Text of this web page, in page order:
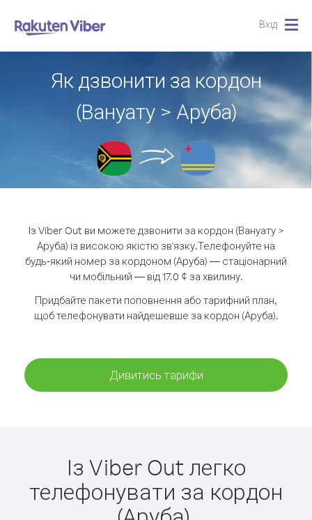
Вхід
Як дзвонити за кордон
(Вануату > Аруба)
Із Viber Out ви можете дзвонити за кордон (Вануату >
Аруба) із високою якістю зв'язку.Телефонуйте на
будь-який номер за кордоном (Аруба) — стаціонарний
чи мобільний — від 17.0 ¢ за хвилину.
Придбайте пакети поповнення або тарифний план,
щоб телефонувати найдешевше за кордон (Аруба).
Дивитись тарифи
Із Viber Out легко
телефонувати за кордон